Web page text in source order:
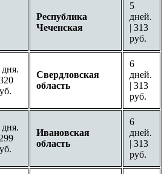
Республика
Чеченская
5
дней.
| 313
руб.
дня.
Свердловская
область
6
дней.
| 313
руб.
дня.
Ивановская
область
6
дней.
| 313
руб.